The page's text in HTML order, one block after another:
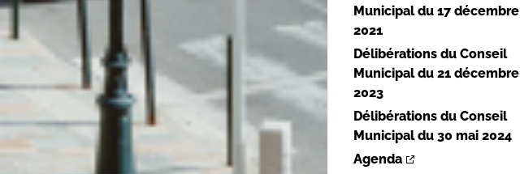
Municipal du 17 décembre
2021
Délibérations du Conseil
Municipal du 21 décembre
2023
Délibérations du Conseil
Municipal du 30 mai 2024
Agenda